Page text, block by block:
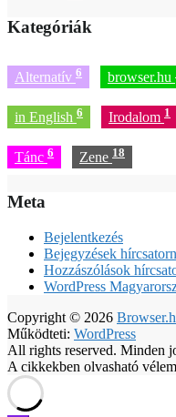
Kategóriák
Alternatív 6 browser.hu
in English 6 Irodalom 1
Tánc 6 Zene 18
Meta
Bejelentkezés
Bejegyzések
Hozzászólások
WordPress
Copyright © 2026
Működteti: WordPress
All rights reserved. Minden
A cikkekben olvasható